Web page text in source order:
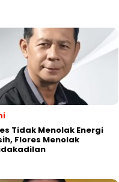
Tidak Menolak Energi
Flores Menolak